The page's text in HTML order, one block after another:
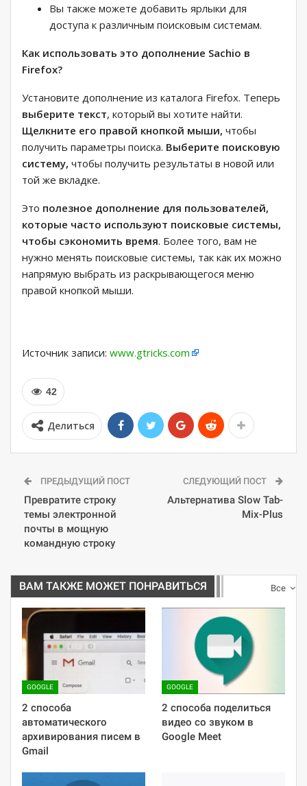
Вы также можете добавить ярлыки для
доступа к различным поисковым системам.
Как использовать это дополнение Sachio в
Firefox?
Установите дополнение из каталога Firefox. Теперь
выберите текст, который вы хотите найти.
Щелкните его правой кнопкой мыши, чтобы
получить параметры поиска. Выберите поисковую
систему, чтобы получить результаты в новой или
той же вкладке.
Это полезное дополнение для пользователей,
которые часто используют поисковые системы,
чтобы сэкономить время. Более того, вам не
нужно менять поисковые системы, так как их можно
напрямую выбрать из раскрывающегося меню
правой кнопкой мыши.
Источник записи: www.gtricks.com
42
Делиться
ПРЕДЫДУЩИЙ ПОСТ
Превратите строку
темы электронной
почты в мощную
командную строку
СЛЕДУЮЩИЙ ПОСТ
Альтернатива Slow Tab-
Mix-Plus
Все
ВАМ ТАКЖЕ МОЖЕТ ПОНРАВИТЬСЯ
GOOGLE
2 способа
автоматического
архивирования писем в
Gmail
GOOGLE
2 способа поделиться
видео со звуком в
Google Meet